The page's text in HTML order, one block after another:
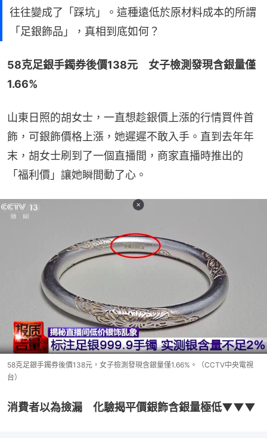
往往變成了「踩坑」。這種遠低於原材料成本的所謂
「足銀飾品」，真相到底如何？
58克足銀手鐲券後價138元　女子檢測發現含銀量僅
1.66%
山東日照的胡女士，一直想趁銀價上漲的行情買件首
飾，可銀飾價格上漲，她遲遲不敢入手。直到去年年
末，胡女士刷到了一個直播間，商家直播時推出的
「福利價」讓她瞬間動了心。
58克足銀手鐲券後價138元，女子檢測發現含銀量僅1.66%。（CCTV中央電視
台）
消費者以為撿漏　化驗揭平價銀飾含銀量極低▼▼▼